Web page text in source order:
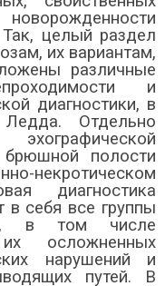
Так, целый раздел
их вариантам,
различные
и
диагностики, в
Ледда. Отдельно
брюшной полости
диагностика
в себя все группы
в том числе
осложненных
нарушений и
путей. В